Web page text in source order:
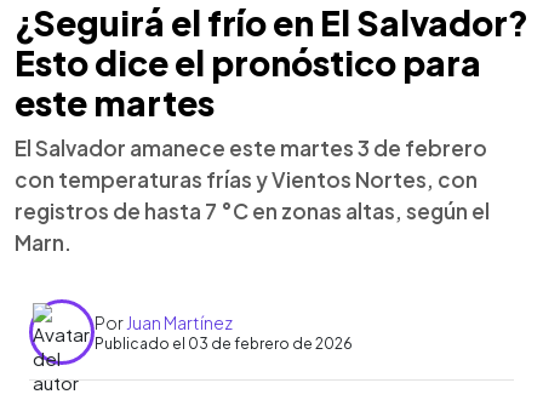
¿Seguirá el frío en El Salvador?
Esto dice el pronóstico para
este martes
El Salvador amanece este martes 3 de febrero
con temperaturas frías y Vientos Nortes, con
registros de hasta 7 °C en zonas altas, según el
Marn.
Por Juan Martínez
Publicado el 03 de febrero de 2026